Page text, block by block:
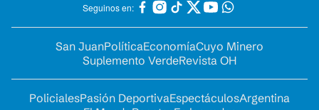
Seguinos en:
San JuanPolíticaEconomíaCuyo Minero
Suplemento VerdeRevista OH
PolicialesPasión DeportivaEspectáculosArgentina